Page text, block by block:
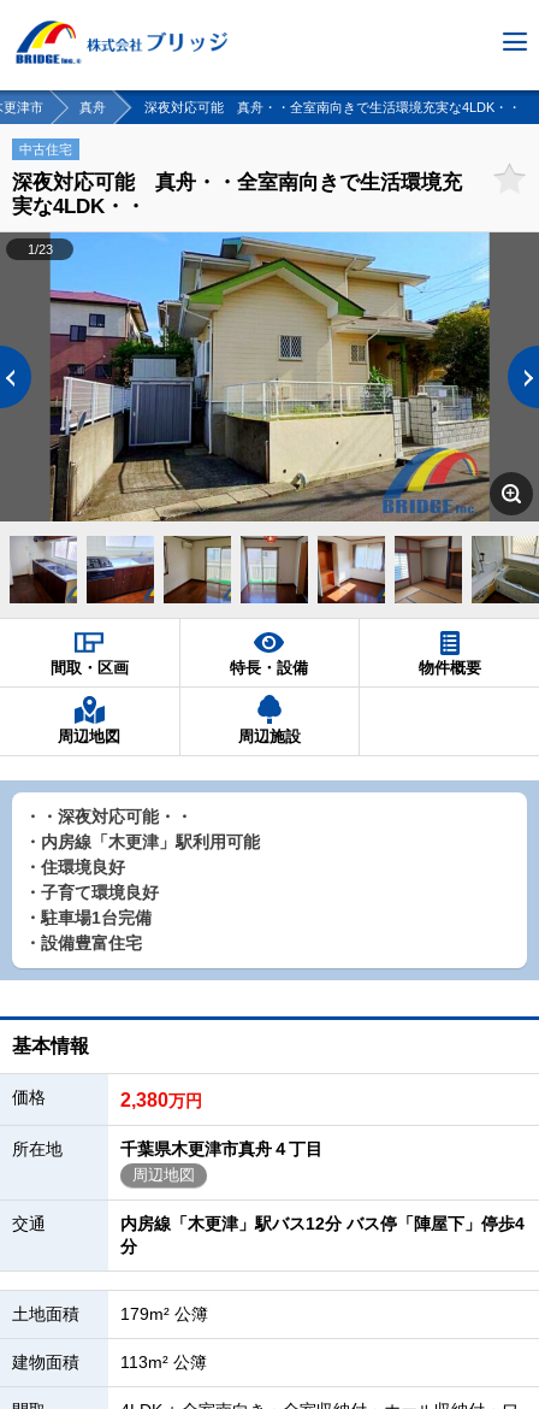
更津市 真舟 深夜対応可能 真舟・・全室南向きで生活環境充実な4LDK・・
中古住宅
深夜対応可能 真舟・・全室南向きで生活環境充
実な4LDK・・
1/23
間取・区画 特長・設備 物件概要
周辺地図 周辺施設
・・深夜対応可能・・
・内房線「木更津」駅利用可能
・住環境良好
・子育て環境良好
・駐車場1台完備
・設備豊富住宅
基本情報
価格 2,380万円
所在地 千葉県木更津市真舟４丁目
周辺地図
交通
内房線「木更津」駅バス12分 バス停「陣屋下」停歩4
分
土地面積 179m² 公簿
建物面積 113m² 公簿